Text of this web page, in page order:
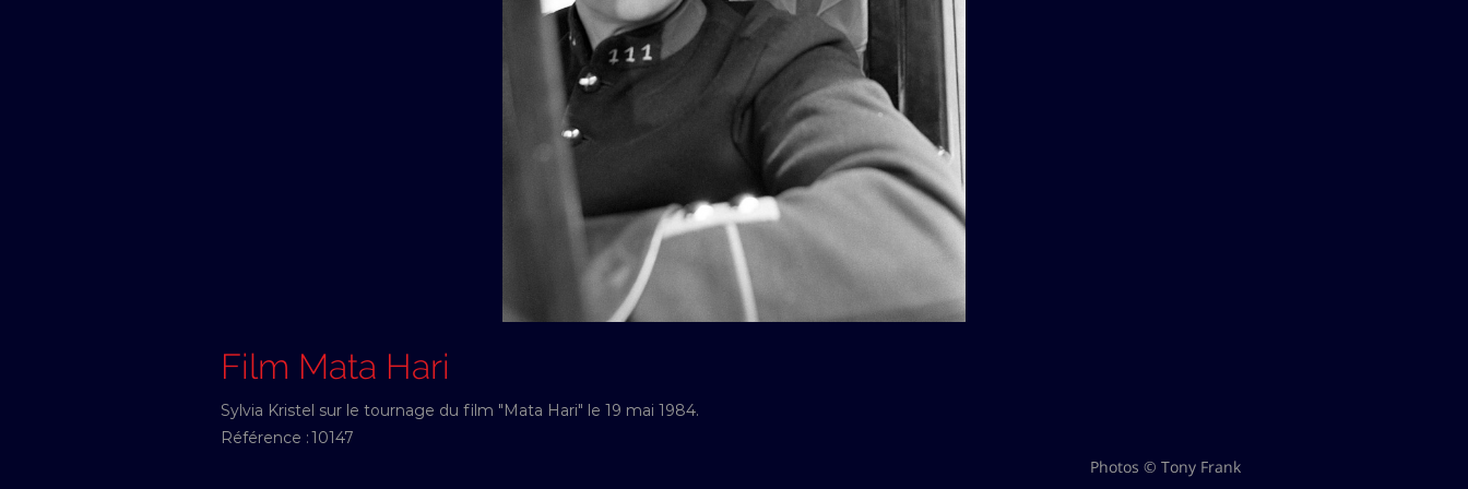
Film Mata Hari
Sylvia Kristel sur le tournage du film "Mata Hari" le 19 mai 1984.
Référence :10147
Photos © Tony Frank